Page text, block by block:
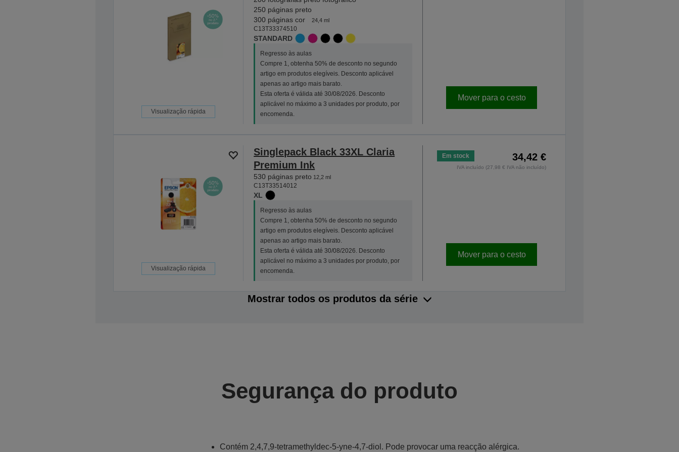
Visualização rápida
250 páginas preto
300 páginas cor
24,4 ml
C13T33374510
STANDARD
Regresso às aulas
Compre 1, obtenha 50% de desconto no segundo
artigo em produtos elegíveis. Desconto aplicável
apenas ao artigo mais barato.
Esta oferta é válida até 30/08/2026. Desconto
aplicável no máximo a 3 unidades por produto, por
encomenda.
Mover para o cesto
Visualização rápida
Singlepack Black 33XL Claria
Premium Ink
530 páginas preto 12,2 ml
C13T33514012
XL
Regresso às aulas
Compre 1, obtenha 50% de desconto no segundo
artigo em produtos elegíveis. Desconto aplicável
apenas ao artigo mais barato.
Esta oferta é válida até 30/08/2026. Desconto
aplicável no máximo a 3 unidades por produto, por
encomenda.
Em stock 34,42 €
IVA incluído (27,98 € IVA não incluído)
Mover para o cesto
Mostrar todos os produtos da série
Segurança do produto
Contém 2,4,7,9-tetramethyldec-5-yne-4,7-diol. Pode provocar uma reacção alérgica.